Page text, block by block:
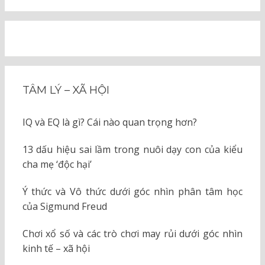
TÂM LÝ – XÃ HỘI
IQ và EQ là gì? Cái nào quan trọng hơn?
13 dấu hiệu sai lầm trong nuôi dạy con của kiểu
cha mẹ ‘độc hại’
Ý thức và Vô thức dưới góc nhìn phân tâm học
của Sigmund Freud
Chơi xổ số và các trò chơi may rủi dưới góc nhìn
kinh tế – xã hội